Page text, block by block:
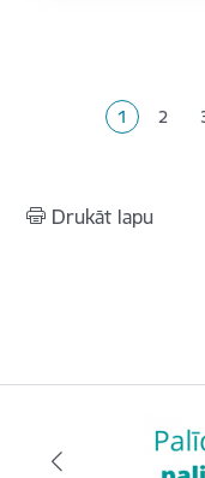
Pašreizējā
1 Lapa
2
Drukāt lapu